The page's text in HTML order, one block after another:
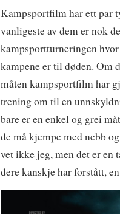
Kampsportfilm har ett par
vanligeste av dem er nok
kampsportturneringen
kampene er til døden. Om
måten kampsportfilm har
trening om til en
bare er en enkel og grei
de må kjempe med nebb
vet ikke jeg, men det er en
dere kanskje har forstått,